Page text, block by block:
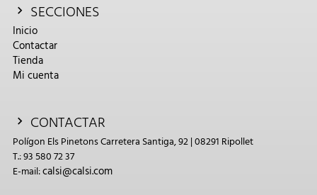
SECCIONES
Inicio
Contactar
Tienda
Mi cuenta
CONTACTAR
Polígon Els Pinetons Carretera Santiga, 92 | 08291 Ripollet
T.: 93 580 72 37
E-mail:calsi@calsi.com